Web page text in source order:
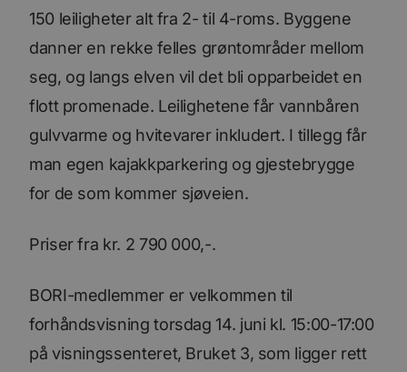
150 leiligheter alt fra 2- til 4-roms. Byggene
danner en rekke felles grøntområder mellom
seg, og langs elven vil det bli opparbeidet en
flott promenade. Leilighetene får vannbåren
gulvvarme og hvitevarer inkludert. I tillegg får
man egen kajakkparkering og gjestebrygge
for de som kommer sjøveien.
Priser fra kr. 2 790 000,-.
BORI-medlemmer er velkommen til
forhåndsvisning torsdag 14. juni kl. 15:00-17:00
på visningssenteret, Bruket 3, som ligger rett